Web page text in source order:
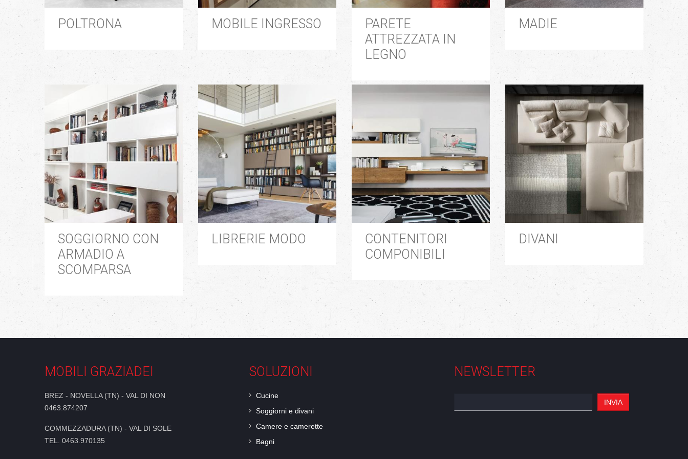
POLTRONA MOBILE INGRESSO
PARETE
ATTREZZATA IN
LEGNO
MADIE
SOGGIORNO CON
ARMADIO A
SCOMPARSA
LIBRERIE MODO
CONTENITORI
COMPONIBILI
DIVANI
MOBILI GRAZIADEI
BREZ - NOVELLA (TN) - VAL DI NON
0463.874207
COMMEZZADURA (TN) - VAL DI SOLE
TEL. 0463.970135
SOLUZIONI
Cucine
Soggiorni e divani
Camere e camerette
Bagni
NEWSLETTER
INVIA